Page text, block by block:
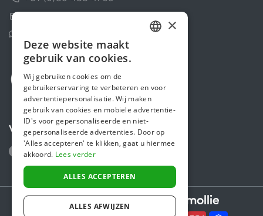
Volg ons
Secure payments powered by
ENGLISH
×
Deze website maakt
gebruik van cookies.
Wij gebruiken cookies om de
gebruikerservaring te verbeteren en voor
advertentiepersonalisatie. Wij maken
gebruik van cookies en mobiele advertentie-
ID's voor gepersonaliseerde en niet-
gepersonaliseerde advertenties. Door op
'Alles accepteren' te klikken, gaat u hiermee
akkoord. Lees verder
ALLES ACCEPTEREN
ALLES AFWIJZEN